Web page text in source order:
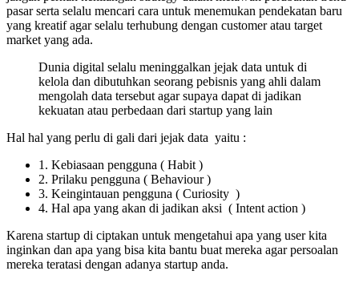
pasar serta selalu mencari cara untuk menemukan pendekatan baru
yang kreatif agar selalu terhubung dengan customer atau target
market yang ada.
Dunia digital selalu meninggalkan jejak data untuk di
kelola dan dibutuhkan seorang pebisnis yang ahli dalam
mengolah data tersebut agar supaya dapat di jadikan
kekuatan atau perbedaan dari startup yang lain
Hal hal yang perlu di gali dari jejak data yaitu :
1. Kebiasaan pengguna ( Habit )
2. Prilaku pengguna ( Behaviour )
3. Keingintauan pengguna ( Curiosity )
4. Hal apa yang akan di jadikan aksi ( Intent action )
Karena startup di ciptakan untuk mengetahui apa yang user kita
inginkan dan apa yang bisa kita bantu buat mereka agar persoalan
mereka teratasi dengan adanya startup anda.